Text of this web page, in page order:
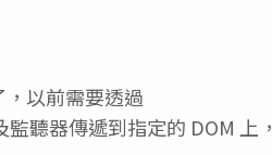
，以前需要透過
聽器傳遞到指定的 DOM 上，